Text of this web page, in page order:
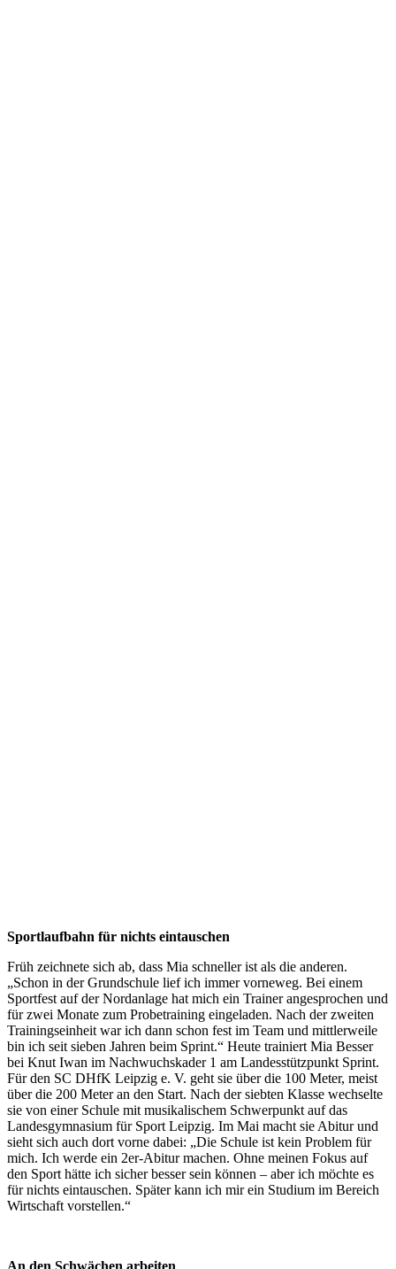
Sportlaufbahn für nichts eintauschen
Früh zeichnete sich ab, dass Mia schneller ist als die anderen.
„Schon in der Grundschule lief ich immer vorneweg. Bei einem
Sportfest auf der Nordanlage hat mich ein Trainer angesprochen und
für zwei Monate zum Probetraining eingeladen. Nach der zweiten
Trainingseinheit war ich dann schon fest im Team und mittlerweile
bin ich seit sieben Jahren beim Sprint.“ Heute trainiert Mia Besser
bei Knut Iwan im Nachwuchskader 1 am Landesstützpunkt Sprint.
Für den SC DHfK Leipzig e. V. geht sie über die 100 Meter, meist
über die 200 Meter an den Start. Nach der siebten Klasse wechselte
sie von einer Schule mit musikalischem Schwerpunkt auf das
Landesgymnasium für Sport Leipzig. Im Mai macht sie Abitur und
sieht sich auch dort vorne dabei: „Die Schule ist kein Problem für
mich. Ich werde ein 2er-Abitur machen. Ohne meinen Fokus auf
den Sport hätte ich sicher besser sein können – aber ich möchte es
für nichts eintauschen. Später kann ich mir ein Studium im Bereich
Wirtschaft vorstellen.“
An den Schwächen arbeiten